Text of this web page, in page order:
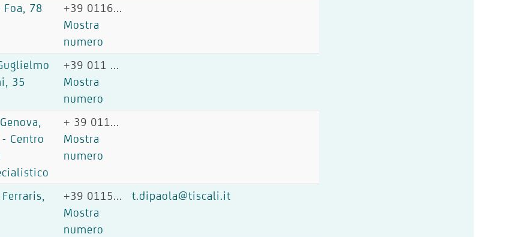
Foa, 78
+39 0116...
Mostra
numero
35
+39 011 ...
Mostra
numero
- Centro
+ 39 011...
Mostra
numero
+39 0115...
Mostra
numero
t.dipaola@tiscali.it